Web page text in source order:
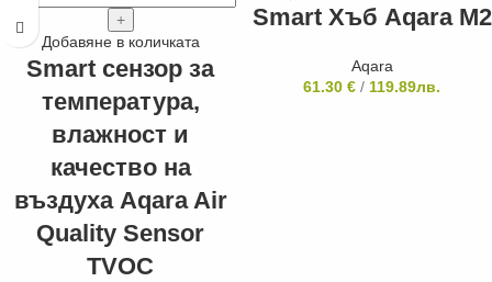
Добавяне в количката
Smart сензор за
температура,
влажност и
качество на
въздуха Aqara Air
Quality Sensor
TVOC
Smart Хъб Aqara M2
Aqara
61.30 € / 119.89лв.